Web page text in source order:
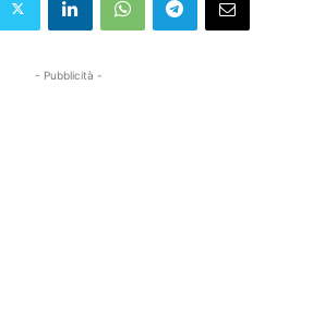
- Pubblicità -